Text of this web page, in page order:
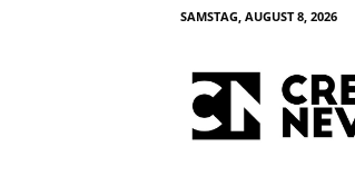
SAMSTAG, AUGUST 8, 2026